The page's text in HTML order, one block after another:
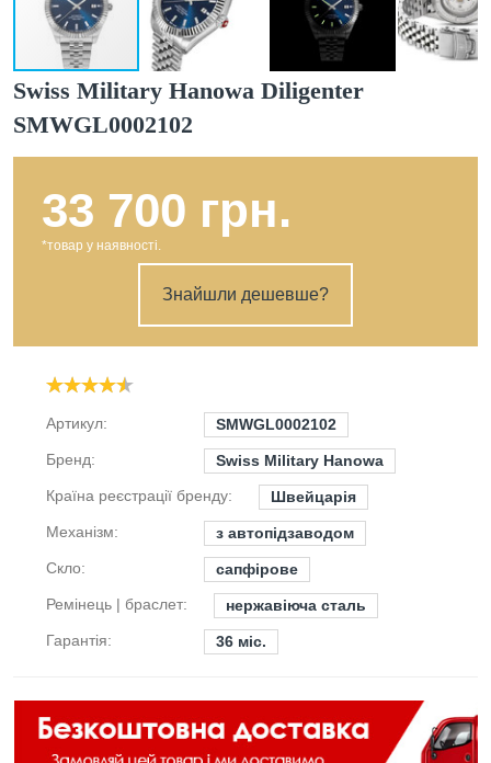
Swiss Military Hanowa Diligenter
SMWGL0002102
33 700 грн.
*товар у наявності.
Знайшли дешевше?
Артикул:
SMWGL0002102
Бренд:
Swiss Military Hanowa
Країна реєстрації бренду:
Швейцарія
Механізм:
з автопідзаводом
Скло:
сапфірове
Ремінець | браслет:
нержавіюча сталь
Гарантія:
36 міс.